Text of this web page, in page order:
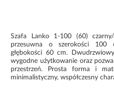
Szafa Lanko 1-100 (60)
przesuwna o szerokości
głębokości 60 cm.
wygodne użytkowanie oraz
przestrzeń. Prosta forma i
minimalistyczny, współczesny